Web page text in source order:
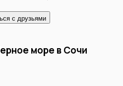
с друзьями
море в Сочи